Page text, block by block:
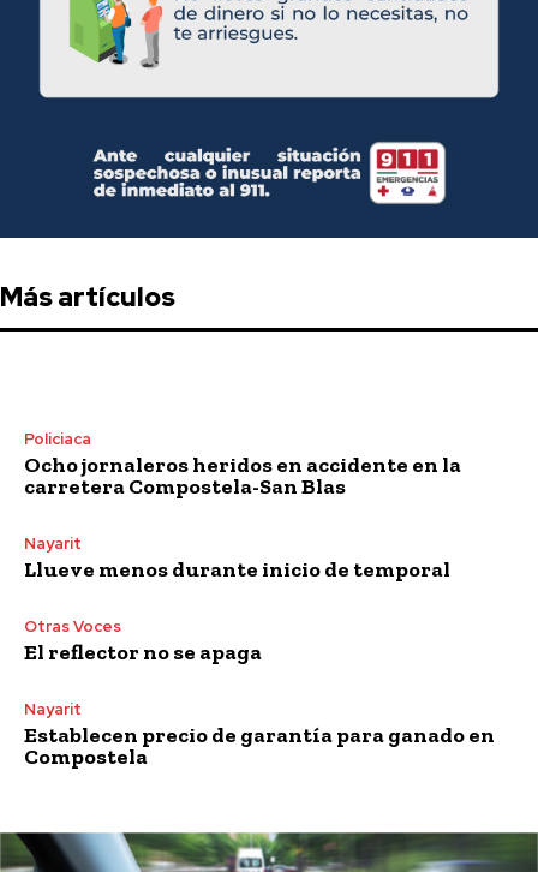
Más artículos
Policiaca
Ocho jornaleros heridos en accidente en la
carretera Compostela-San Blas
Nayarit
Llueve menos durante inicio de temporal
Otras Voces
El reflector no se apaga
Nayarit
Establecen precio de garantía para ganado en
Compostela